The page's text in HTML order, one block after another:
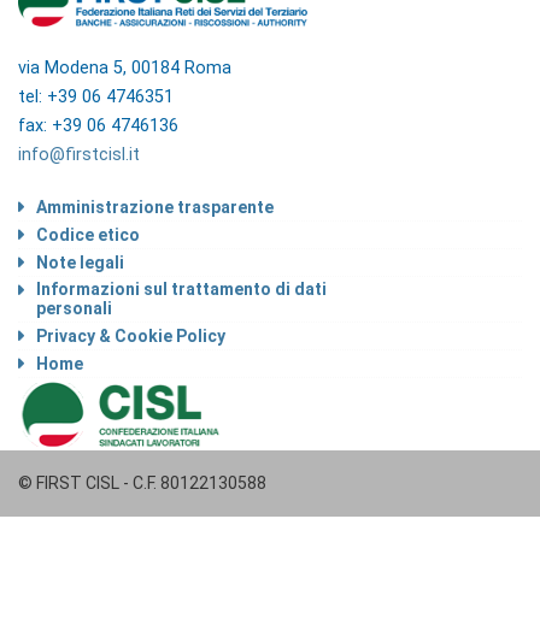
via Modena 5, 00184 Roma
tel: +39 06 4746351
fax: +39 06 4746136
info@firstcisl.it
Amministrazione trasparente
Codice etico
Note legali
Informazioni sul trattamento di dati
personali
Privacy & Cookie Policy
Home
© FIRST CISL - C.F. 80122130588